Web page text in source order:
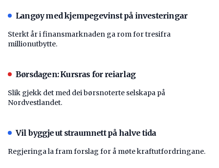
Langøy med kjempegevinst på investeringar
Sterkt år i finansmarknaden ga rom for tresifra
millionutbytte.
Børsdagen: Kursras for reiarlag
Slik gjekk det med dei børsnoterte selskapa på
Nordvestlandet.
Vil byggje ut straumnett på halve tida
Regjeringa la fram forslag for å møte kraftutfordringane.